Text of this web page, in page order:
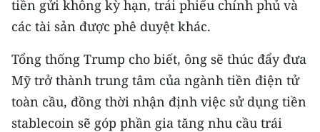
ENGLISH
FRANÇAIS
РУССКИЙ
tiền gửi không kỳ hạn, trái phiếu chính phủ và
các tài sản được phê duyệt khác.
Tổng thống Trump cho biết, ông sẽ thúc đẩy đưa
Mỹ trở thành trung tâm của ngành tiền điện tử
toàn cầu, đồng thời nhận định việc sử dụng tiền
stablecoin sẽ góp phần gia tăng nhu cầu trái